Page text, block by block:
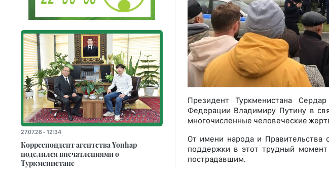
Президент Туркменистана
Федерации Владимиру Путину в
многочисленные человеческие
От имени народа и Правительства
поддержки в этот трудный
пострадавшим.
27.07.26 - 12:34
Корреспондент агентства Yonhap
поделился впечатлениями о
Туркменистане